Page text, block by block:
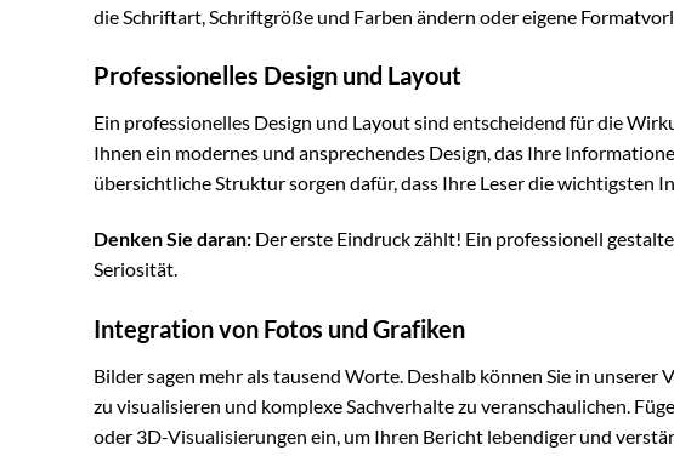
die Schriftart, Schriftgröße und Farben ändern oder eigene
Professionelles Design und Layout
Ein professionelles Design und Layout sind entscheidend für die
Ihnen ein modernes und ansprechendes Design, das Ihre
übersichtliche Struktur sorgen dafür, dass Ihre Leser die wichtigsten
Denken Sie daran: Der erste Eindruck zählt! Ein professionell
Seriosität.
Integration von Fotos und Grafiken
Bilder sagen mehr als tausend Worte. Deshalb können Sie in
zu visualisieren und komplexe Sachverhalte zu veranschaulichen.
oder 3D-Visualisierungen ein, um Ihren Bericht lebendiger und